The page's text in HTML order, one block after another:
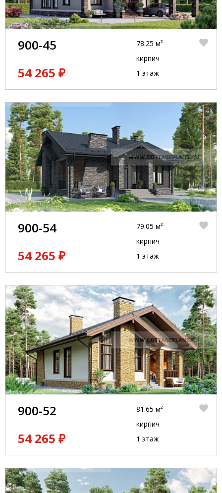
900-45
54 265 ₽
78.25 м²
кирпич
1 этаж
900-54
54 265 ₽
79.05 м²
кирпич
1 этаж
900-52
54 265 ₽
81.65 м²
кирпич
1 этаж